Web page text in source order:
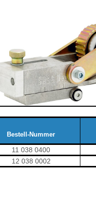
Bestell-Nummer
11 038 0400
12 038 0002